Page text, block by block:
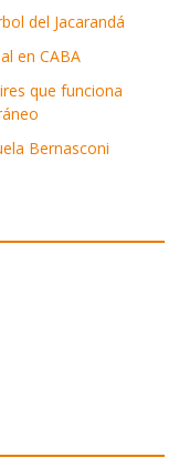
del Jacarandá
en CABA
que funciona
Bernasconi